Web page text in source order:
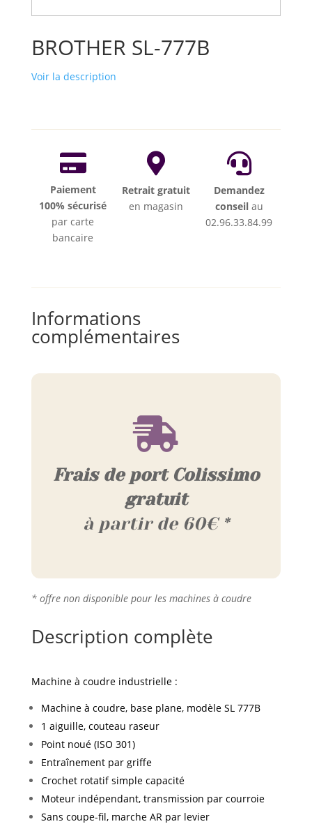
BROTHER SL-777B
Voir la description

Paiement
100% sécurisé
par carte
bancaire

Retrait gratuit
en magasin

Demandez
conseilau
02.96.33.84.99
Informations
complémentaires

Frais de port Colissimo
gratuit
à partir de 60€ *
* offre non disponible pour les machines à coudre
Description complète
Machine à coudre industrielle :
Machine à coudre, base plane, modèle SL 777B
1 aiguille, couteau raseur
Point noué (ISO 301)
Entraînement par griffe
Crochet rotatif simple capacité
Moteur indépendant, transmission par courroie
Sans coupe-fil, marche AR par levier